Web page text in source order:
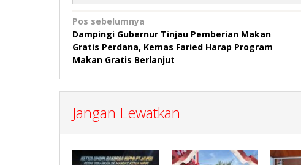
Navigasi
pos
Pos sebelumnya
Dampingi Gubernur Tinjau Pemberian Makan
Gratis Perdana, Kemas Faried Harap Program
Makan Gratis Berlanjut
Jangan Lewatkan